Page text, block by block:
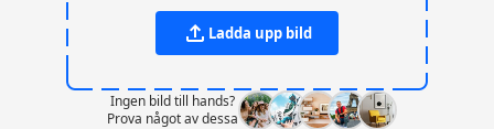
Ladda upp bild
Ingen bild till hands?
Prova något av dessa